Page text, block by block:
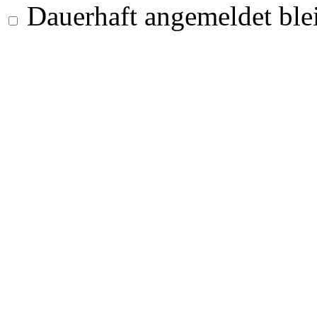
Dauerhaft angemeldet